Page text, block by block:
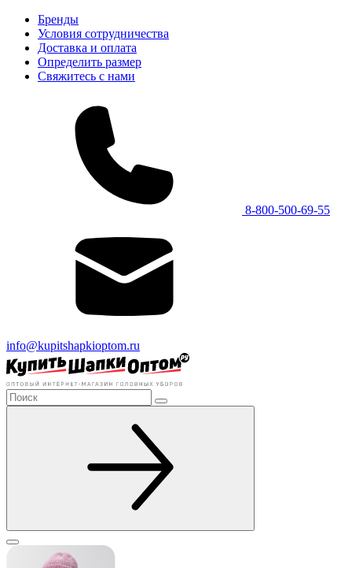
Бренды
Условия сотрудничества
Доставка и оплата
Определить размер
Свяжитесь с нами
8-800-500-69-55
info@kupitshapkioptom.ru